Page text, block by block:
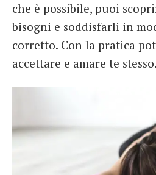
che è possibile, puoi
bisogni e soddisfarli in
corretto. Con la pratica
accettare e amare te stesso.